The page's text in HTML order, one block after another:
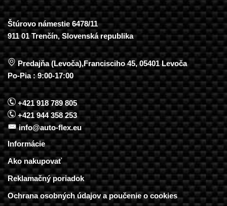
Štúrovo námestie 6478/11
911 01 Trenčín, Slovenská republika
Predajňa (Levoča),Francisciho 45, 05401 Levoča
Po-Pia : 9:00-17:00
+421 918 789 805
+421 944 358 253
info@auto-flex.eu
Informácie
Ako nakupovať
Reklamačný poriadok
Ochrana osobných údajov a poučenie o cookies